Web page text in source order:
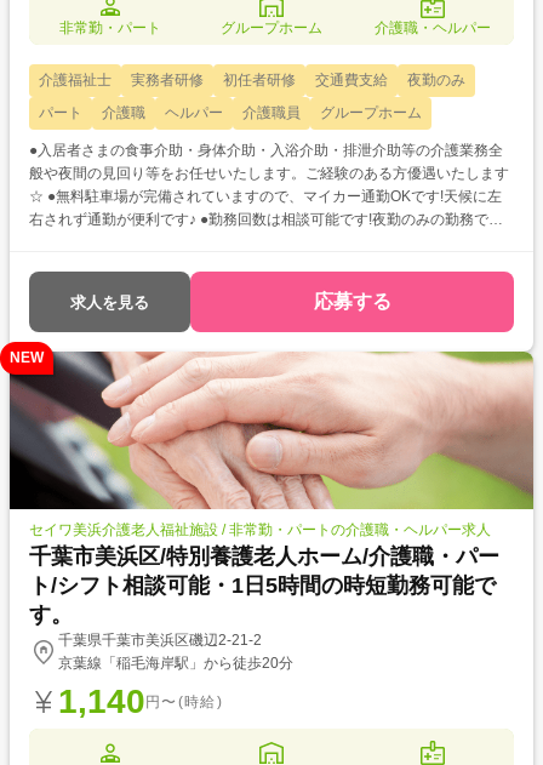
非常勤・パート グループホーム 介護職・ヘルパー
介護福祉士 実務者研修 初任者研修 交通費支給
夜勤のみ
パート
介護職 ヘルパー 介護職員 グループホーム
●入居者さまの食事介助・身体介助・入浴介助・排泄介助等の介護業務全
般や夜間の見回り等をお任せいたします。ご経験のある方優遇いたします
☆ ●無料駐車場が完備されていますので、マイカー通勤OKです!天候に左
右されず通勤が便利です♪ ●勤務回数は相談可能です!夜勤のみの勤務で効
求人を見る 応募する
NEW
セイワ美浜介護老人福祉施設 / 非常勤・パートの介護職・ヘルパー求人
千葉市美浜区/特別養護老人ホーム/介護職・パー
ト/シフト相談可能・1日5時間の時短勤務可能で
す。
千葉県千葉市美浜区磯辺2-21-2
京葉線「稲毛海岸駅」から徒歩20分
1,140 円〜(時給)